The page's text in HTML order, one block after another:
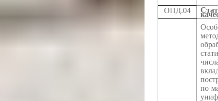
ОПД.04
по